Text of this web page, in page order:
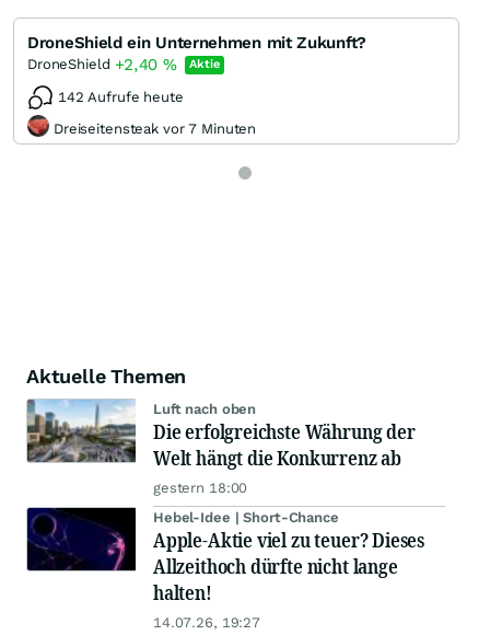
DroneShield ein Unternehmen mit Zukunft?
DroneShield +2,40 % Aktie
142 Aufrufe heute
Dreiseitensteak vor 7 Minuten
Aktuelle Themen
Luft nach oben
Die erfolgreichste Währung der
Welt hängt die Konkurrenz ab
gestern 18:00
Hebel-Idee | Short-Chance
Apple-Aktie viel zu teuer? Dieses
Allzeithoch dürfte nicht lange
halten!
14.07.26, 19:27